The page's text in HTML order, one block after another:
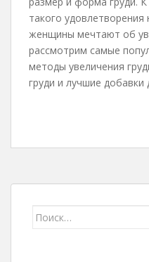
такого
женщины мечтают об
рассмотрим самые
методы увеличения
груди и лучшие добавки
Искать: